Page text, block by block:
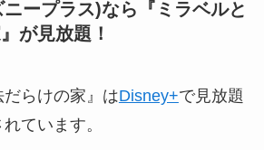
ープラス)なら『ミラベルと
が見放題！
だらけの家』はDisney+で見放題
ています。